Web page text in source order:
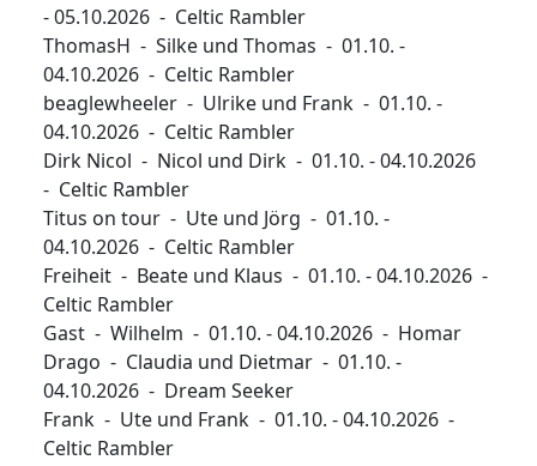
- 05.10.2026 - Celtic Rambler
ThomasH - Silke und Thomas - 01.10. -
04.10.2026 - Celtic Rambler
beaglewheeler - Ulrike und Frank - 01.10. -
04.10.2026 - Celtic Rambler
Dirk Nicol - Nicol und Dirk - 01.10. - 04.10.2026
- Celtic Rambler
Titus on tour - Ute und Jörg - 01.10. -
04.10.2026 - Celtic Rambler
Freiheit - Beate und Klaus - 01.10. - 04.10.2026 -
Celtic Rambler
Gast - Wilhelm - 01.10. - 04.10.2026 - Homar
Drago - Claudia und Dietmar - 01.10. -
04.10.2026 - Dream Seeker
Frank - Ute und Frank - 01.10. - 04.10.2026 -
Celtic Rambler